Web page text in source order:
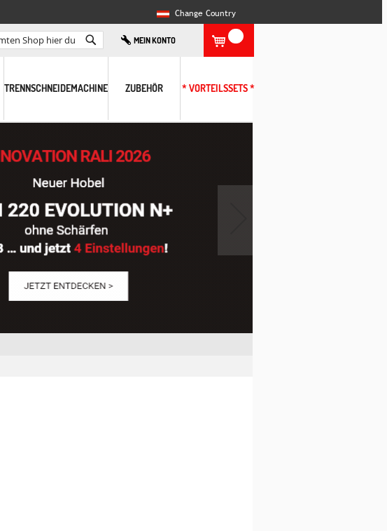
Change Country
Search
MEIN KONTO
TRENNSCHNEIDEMACHINE ZUBEHÖR * VORTEILSSETS *